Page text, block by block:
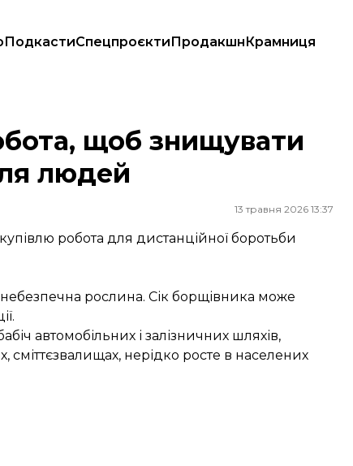
ПодкастиСпецпроєктиПродакшнКрамниця
людей
щоб знищувати
людей
13 травня 2026 13:37
робота для дистанційної боротьби
рослина. Сік борщівника може
автомобільних і залізничних шляхів,
сміттєзвалищах, нерідко росте в населених